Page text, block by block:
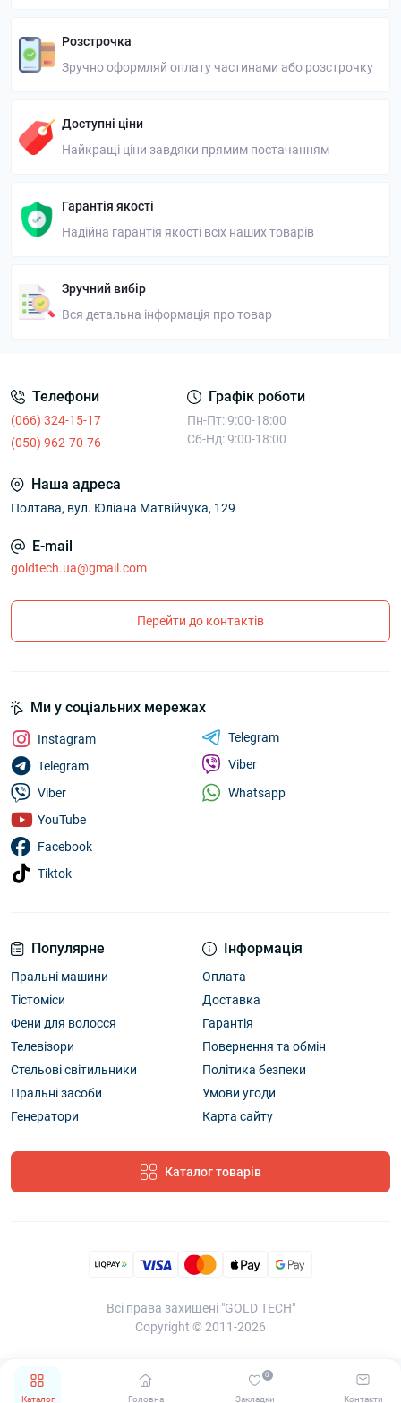
Каталог Головна Закладки
0
Контакти
Розстрочка
Зручно оформляй оплату частинами або розстрочку
Доступні ціни
Найкращі ціни завдяки прямим постачанням
Гарантія якості
Надійна гарантія якості всіх наших товарів
Зручний вибір
Вся детальна інформація про товар
Телефони
(066) 324-15-17
(050) 962-70-76
Графік роботи
Пн-Пт: 9:00-18:00
Сб-Нд: 9:00-18:00
Наша адреса
Полтава, вул. Юліана Матвійчука, 129
E-mail
goldtech.ua@gmail.com
Перейти до контактів
Популярне
Пральні машини
Тістоміси
Фени для волосся
Телевізори
Стельові світильники
Пральні засоби
Генератори
Інформація
Оплата
Доставка
Гарантія
Повернення та обмін
Політика безпеки
Умови угоди
Карта сайту
Каталог товарів
Ми у соціальних мережах
Instagram
Telegram
Viber
YouTube
Facebook
Tiktok
Telegram
Viber
Whatsapp
Всі права захищені "GOLD TECH"
Copyright © 2011-2026